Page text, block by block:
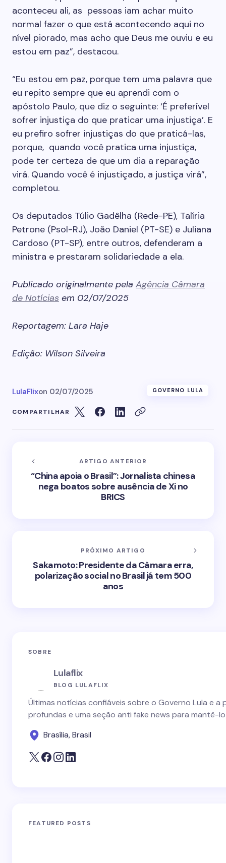
aconteceu ali, as pessoas iam achar muito
normal fazer o que está acontecendo aqui no
nível piorado, mas acho que Deus me ouviu e eu
estou em paz”, destacou.
“Eu estou em paz, porque tem uma palavra que
eu repito sempre que eu aprendi com o
apóstolo Paulo, que diz o seguinte: ‘É preferível
sofrer injustiça do que praticar uma injustiça’. E
eu prefiro sofrer injustiças do que praticá-las,
porque, quando você pratica uma injustiça,
pode ter certeza de que um dia a reparação
virá. Quando você é injustiçado, a justiça virá”,
completou.
Os deputados Túlio Gadêlha (Rede-PE), Talíria
Petrone (Psol-RJ), João Daniel (PT-SE) e Juliana
Cardoso (PT-SP), entre outros, defenderam a
ministra e prestaram solidariedade a ela.
Publicado originalmente pela Agência Câmara
de Notícias em 02/07/2025
Reportagem: Lara Haje
Edição: Wilson Silveira
LulaFlixon 02/07/2025 GOVERNO LULA
COMPARTILHAR
ARTIGO ANTERIOR
“China apoia o Brasil”: Jornalista chinesa
nega boatos sobre ausência de Xi no
BRICS
PRÓXIMO ARTIGO
Sakamoto: Presidente da Câmara erra,
polarização social no Brasil já tem 500
anos
SOBRE
Lulaflix
BLOG LULAFLIX
Últimas notícias confiáveis sobre o Governo Lula e
profundas e uma seção anti fake news para mantê-
Brasília, Brasil
FEATURED POSTS